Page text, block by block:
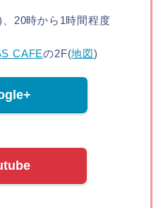
20時から1時間程度
CAFEの2F(地図)